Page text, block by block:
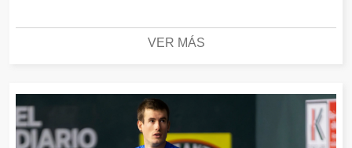
VER MÁS